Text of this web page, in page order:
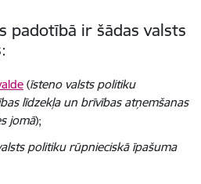
padotībā ir šādas valsts
(īsteno valsts politiku
līdzekļa un brīvības atņemšanas
jomā);
politiku rūpnieciskā īpašuma